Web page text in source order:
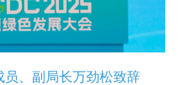
员、副局长万劲松致辞